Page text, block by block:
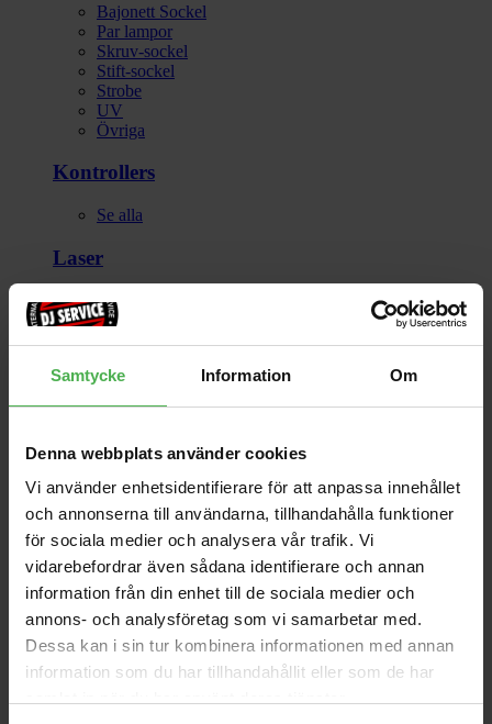
Samtycke Information Om
Denna webbplats använder cookies
Vi använder enhetsidentifierare för att anpassa innehållet
och annonserna till användarna, tillhandahålla funktioner
för sociala medier och analysera vår trafik. Vi
vidarebefordrar även sådana identifierare och annan
information från din enhet till de sociala medier och
annons- och analysföretag som vi samarbetar med.
Dessa kan i sin tur kombinera informationen med annan
information som du har tillhandahållit eller som de har
Bajonett Sockel
Par lampor
Skruv-sockel
Stift-sockel
Strobe
UV
Övriga
Kontrollers
Se alla
Laser
Se alla
LED
Bars/Paneler
Blinders
Effekter
Effekter DMX
Följespot
IP-Klassade
Lampor
Movingheads
Paket
Par/Spots
Rep
Scanners
Strobe
UV
Övrigt